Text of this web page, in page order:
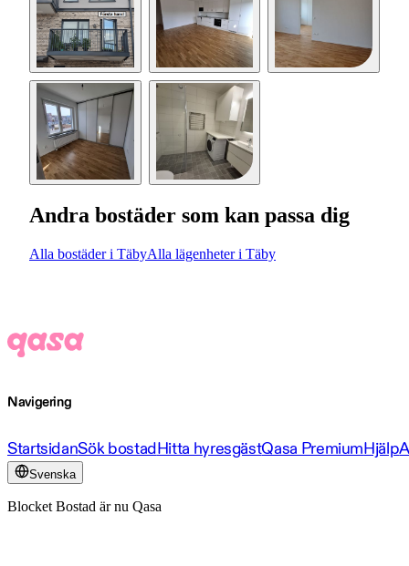
Andra bostäder som kan passa dig
Alla bostäder i TäbyAlla lägenheter i Täby
Navigering
StartsidanSök bostadHitta hyresgästQasa PremiumHjälp
Svenska
Blocket Bostad är nu Qasa